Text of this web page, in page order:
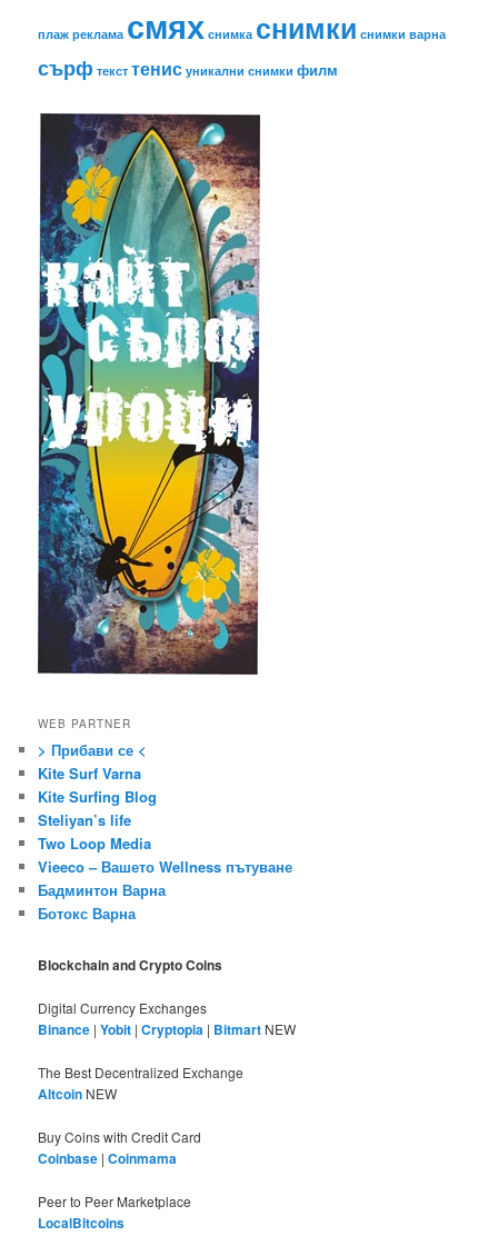
плаж реклама смях снимка снимки снимки варна
сърф текст тенис уникални снимки филм
WEB PARTNER
> Прибави се <
Kite Surf Varna
Kite Surfing Blog
Steliyan’s life
Two Loop Media
Vieeco – Вашето Wellness пътуване
Бадминтон Варна
Ботокс Варна
Blockchain and Crypto Coins
Digital Currency Exchanges
Binance |Yobit |Cryptopia | Bitmart NEW
The Best Decentralized Exchange
Altcoin NEW
Buy Coins with Credit Card
Coinbase |Coinmama
Peer to Peer Marketplace
LocalBitcoins